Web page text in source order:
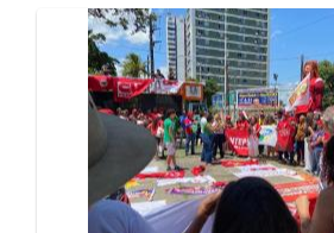
Galeria de Mídias